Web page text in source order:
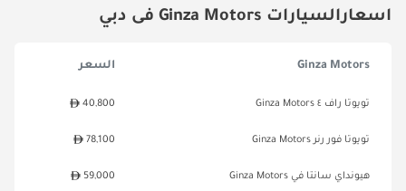
اسعارالسيارات Ginza Motors فى دبي
Ginza Motors السعر
تويوتا راف ٤ Ginza Motors 40,800
تويوتا فور رنر Ginza Motors 78,100
هيونداي سانتا في Ginza Motors 59,000